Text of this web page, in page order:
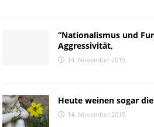
“Nationalismus und
Aggressivität,
14. November 2015
Heute weinen sogar
14. November 2015